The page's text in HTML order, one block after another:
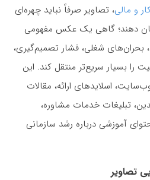
و مالی، تصاویر صرفاً نباید چهره‌ای
دهند؛ گاهی یک عکس مفهومی
بحران‌های شغلی، فشار تصمیم‌گیری،
را بسیار سریع‌تر منتقل کند. این
اسلایدهای ارائه، مقالات
تبلیغات خدمات مشاوره،
آموزشی درباره رشد سازمانی
تصاویر